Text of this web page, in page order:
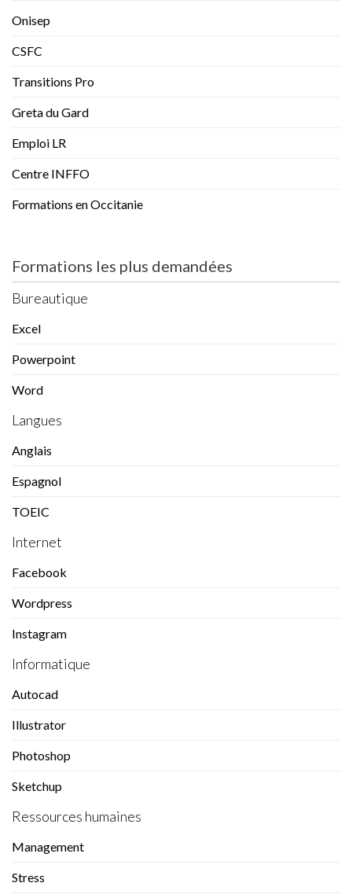
Onisep
CSFC
Transitions Pro
Greta du Gard
Emploi LR
Centre INFFO
Formations en Occitanie
Formations les plus demandées
Bureautique
Excel
Powerpoint
Word
Langues
Anglais
Espagnol
TOEIC
Internet
Facebook
Wordpress
Instagram
Informatique
Autocad
Illustrator
Photoshop
Sketchup
Ressources humaines
Management
Stress